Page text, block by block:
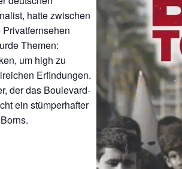
hatte zwischen
Themen:
um high zu
Erfindungen.
der das Boulevard-
ein stümperhafter